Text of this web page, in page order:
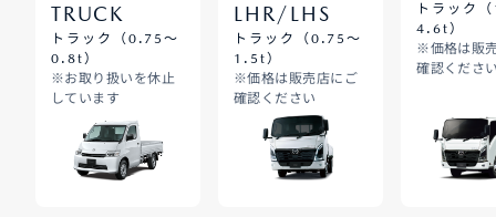
TRUCK
トラック（0.75～
0.8t）
※お取り扱いを休止
しています
LHR/LHS
トラック（0.75～
1.5t）
※価格は販売店にご
確認ください
トラック
4.6t）
※価格は販
確認くださ